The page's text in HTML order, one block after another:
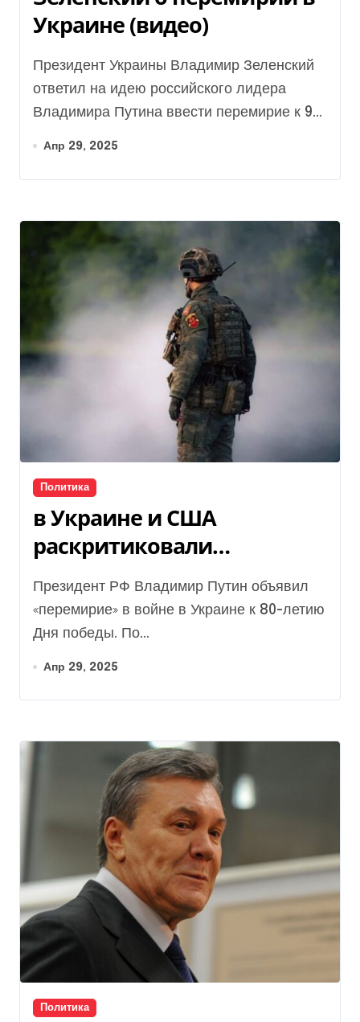
Украине (видео)
Президент Украины Владимир Зеленский
ответил на идею российского лидера
Владимира Путина ввести перемирие к 9...
Апр 29, 2025
Политика
в Украине и США
раскритиковали
объявленное Путиным
перемирие, детали
Президент РФ Владимир Путин объявил
«перемирие» в войне в Украине к 80-летию
Дня победы. По...
Апр 29, 2025
Политика